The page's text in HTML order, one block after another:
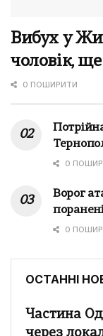
Вибух у
чоловік,
0 ПОШИРИТИ
0
Ворог
0
ОСТАННІ
Частина
через